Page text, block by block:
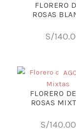
FLORERO
ROSAS
S/
FLORERO
ROSAS
S/140.00